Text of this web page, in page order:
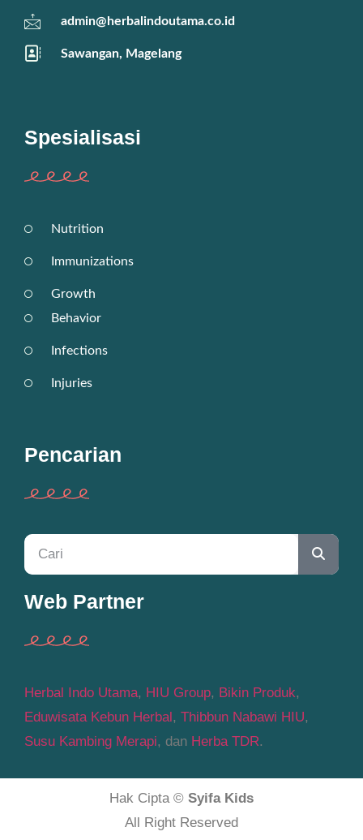
admin@herbalindoutama.co.id
Sawangan, Magelang
Spesialisasi
Nutrition
Immunizations
Growth
Behavior
Infections
Injuries
Pencarian
Web Partner
Herbal Indo Utama, HIU Group, Bikin Produk,
Eduwisata Kebun Herbal, Thibbun Nabawi HIU,
Susu Kambing Merapi, dan Herba TDR.
Hak Cipta © Syifa Kids
All Right Reserved